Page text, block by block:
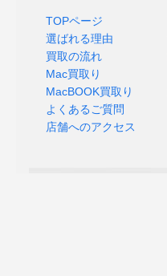
TOPページ
選ばれる理由
買取の流れ
Mac買取り
MacBOOK買取り
よくあるご質問
店舗へのアクセス